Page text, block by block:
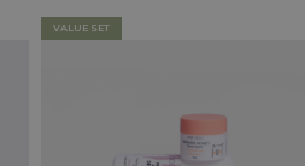
VALUE SET